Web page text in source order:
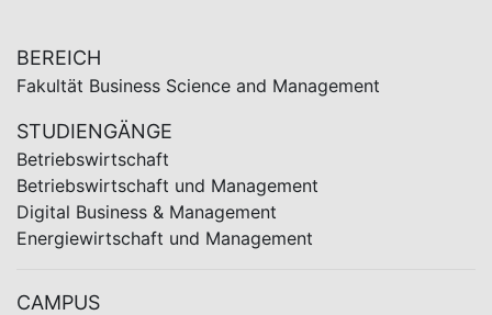
BEREICH
Fakultät Business Science and Management
STUDIENGÄNGE
Betriebswirtschaft
Betriebswirtschaft und Management
Digital Business & Management
Energiewirtschaft und Management
CAMPUS